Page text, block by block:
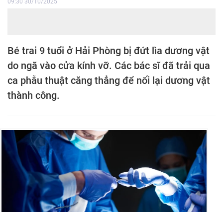
09:30 30/10/2025
Bé trai 9 tuổi ở Hải Phòng bị đứt lìa dương vật
do ngã vào cửa kính vỡ. Các bác sĩ đã trải qua
ca phẫu thuật căng thẳng để nối lại dương vật
thành công.